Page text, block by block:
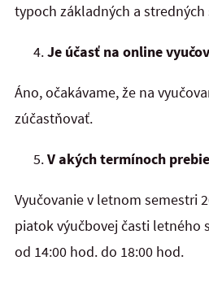
typoch základných a stredných
Je účasť na online
Áno, očakávame, že na
zúčastňovať.
V akých termínoch
Vyučovanie v letnom semestri
piatok výučbovej časti letného
od 14:00 hod. do 18:00 hod.